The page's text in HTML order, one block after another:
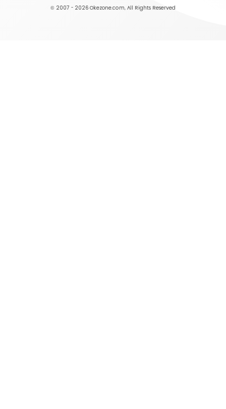
© 2007 - 2026 Okezone.com, All Rights Reserved